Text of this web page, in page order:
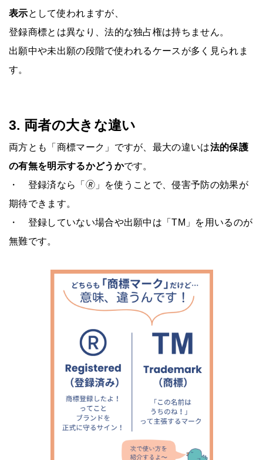
表示として使われますが、
登録商標とは異なり、法的な独占権は持ちません。
出願中や未出願の段階で使われるケースが多く見られま
す。
3. 両者の大きな違い
両方とも「商標マーク」ですが、最大の違いは法的保護
の有無を明示するかどうかです。
・ 登録済なら「🄬」を使うことで、侵害予防の効果が
期待できます。
・ 登録していない場合や出願中は「TM」を用いるのが
無難です。